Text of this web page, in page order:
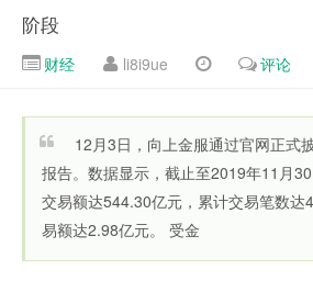
阶段
财经 li8i9ue 评论
12月3日，向上金服通过官网正式
报告。数据显示，截止至2019年11月
交易额达544.30亿元，累计交易笔数达
易额达2.98亿元。 受金